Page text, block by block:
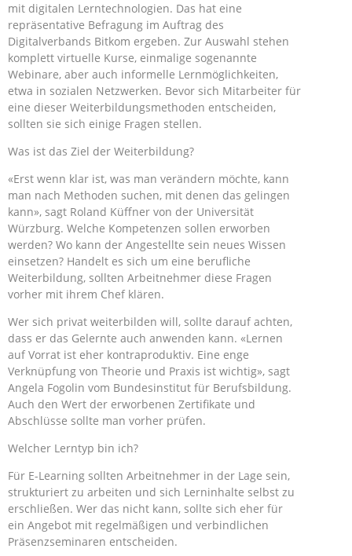
mit digitalen Lerntechnologien. Das hat eine
repräsentative Befragung im Auftrag des
Digitalverbands Bitkom ergeben. Zur Auswahl stehen
komplett virtuelle Kurse, einmalige sogenannte
Webinare, aber auch informelle Lernmöglichkeiten,
etwa in sozialen Netzwerken. Bevor sich Mitarbeiter für
eine dieser Weiterbildungsmethoden entscheiden,
sollten sie sich einige Fragen stellen.
Was ist das Ziel der Weiterbildung?
«Erst wenn klar ist, was man verändern möchte, kann
man nach Methoden suchen, mit denen das gelingen
kann», sagt Roland Küffner von der Universität
Würzburg. Welche Kompetenzen sollen erworben
werden? Wo kann der Angestellte sein neues Wissen
einsetzen? Handelt es sich um eine berufliche
Weiterbildung, sollten Arbeitnehmer diese Fragen
vorher mit ihrem Chef klären.
Wer sich privat weiterbilden will, sollte darauf achten,
dass er das Gelernte auch anwenden kann. «Lernen
auf Vorrat ist eher kontraproduktiv. Eine enge
Verknüpfung von Theorie und Praxis ist wichtig», sagt
Angela Fogolin vom Bundesinstitut für Berufsbildung.
Auch den Wert der erworbenen Zertifikate und
Abschlüsse sollte man vorher prüfen.
Welcher Lerntyp bin ich?
Für E-Learning sollten Arbeitnehmer in der Lage sein,
strukturiert zu arbeiten und sich Lerninhalte selbst zu
erschließen. Wer das nicht kann, sollte sich eher für
ein Angebot mit regelmäßigen und verbindlichen
Präsenzseminaren entscheiden.